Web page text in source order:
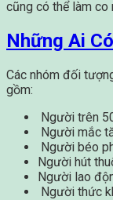
cũng có thể làm co
Những Ai
Các nhóm đối
gồm:
Người trên
Người mắc
Người béo
Người hút
Người lao
Người thức